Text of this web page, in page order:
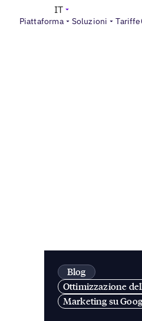
Piattaforma Soluzioni Tariffe
IT
Blog
Ottimizzazione
Marketing su